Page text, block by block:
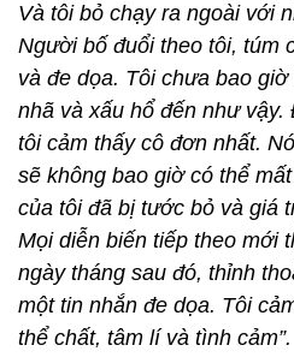
Và tôi bỏ chạy ra ngoài với
Người bố đuổi theo tôi, túm
và đe dọa. Tôi chưa bao
nhã và xấu hổ đến như
tôi cảm thấy cô đơn nhất.
sẽ không bao giờ có thể
của tôi đã bị tước bỏ và giá
Mọi diễn biến tiếp theo mới
ngày tháng sau đó, thỉnh
một tin nhắn đe dọa. Tôi
thể chất, tâm lí và tình cảm”.